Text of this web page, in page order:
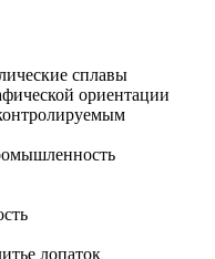
сплавы
ориентации
лопаток